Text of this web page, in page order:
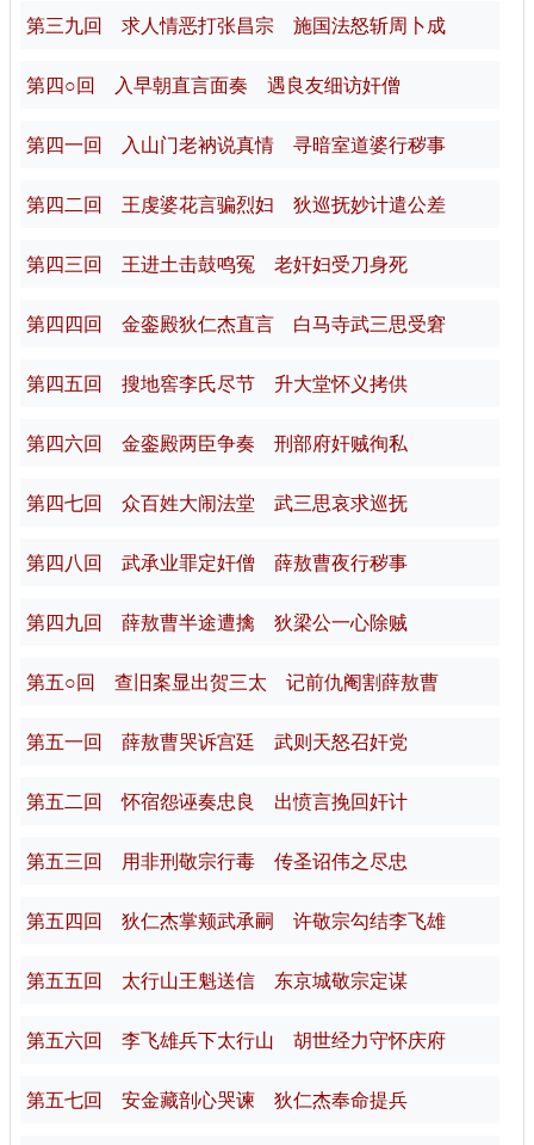
第三九回 求人情恶打张昌宗 施国法怒斩周卜成
第四○回 入早朝直言面奏 遇良友细访奸僧
第四一回 入山门老衲说真情 寻暗室道婆行秽事
第四二回 王虔婆花言骗烈妇 狄巡抚妙计遣公差
第四三回 王进土击鼓鸣冤 老奸妇受刀身死
第四四回 金銮殿狄仁杰直言 白马寺武三思受窘
第四五回 搜地窖李氏尽节 升大堂怀义拷供
第四六回 金銮殿两臣争奏 刑部府奸贼徇私
第四七回 众百姓大闹法堂 武三思哀求巡抚
第四八回 武承业罪定奸僧 薛敖曹夜行秽事
第四九回 薛敖曹半途遭擒 狄梁公一心除贼
第五○回 查旧案显出贺三太 记前仇阉割薛敖曹
第五一回 薛敖曹哭诉宫廷 武则天怒召奸党
第五二回 怀宿怨诬奏忠良 出愤言挽回奸计
第五三回 用非刑敬宗行毒 传圣诏伟之尽忠
第五四回 狄仁杰掌颊武承嗣 许敬宗勾结李飞雄
第五五回 太行山王魁送信 东京城敬宗定谋
第五六回 李飞雄兵下太行山 胡世经力守怀庆府
第五七回 安金藏剖心哭谏 狄仁杰奉命提兵